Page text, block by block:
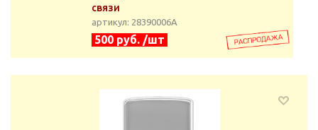
связи
артикул: 28390006А
500 руб. /шт